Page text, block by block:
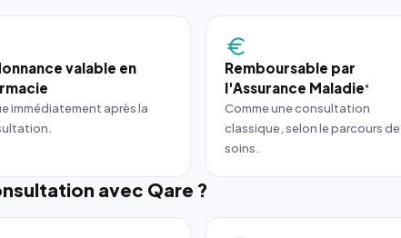
valable en
immédiatement après la
Remboursable par
l'Assurance Maladie*
Comme une consultation
classique, selon le parcours de
soins.
avec Qare ?